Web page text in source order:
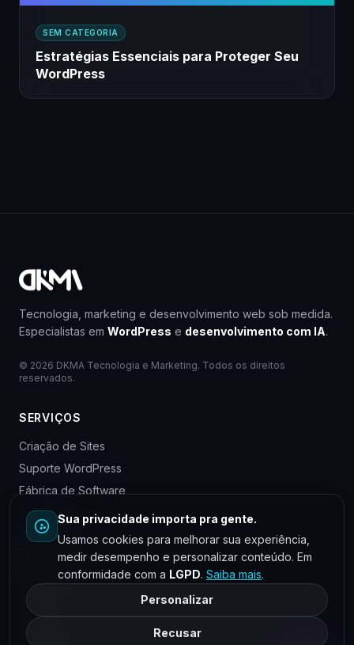
SEM CATEGORIA
Estratégias Essenciais para Proteger Seu
WordPress
Tecnologia, marketing e desenvolvimento web sob medida.
Especialistas em WordPress e desenvolvimento com IA.
© 2026 DKMA Tecnologia e Marketing. Todos os direitos
reservados.
SERVIÇOS
Criação de Sites
Suporte WordPress
Fábrica de Software
Para Agências
EMPRESA
Quem somos
Blog
Contato
Sua privacidade importa pra gente.
Usamos cookies para melhorar sua experiência,
medir desempenho e personalizar conteúdo. Em
conformidade com a LGPD. Saiba mais.
Personalizar
Recusar